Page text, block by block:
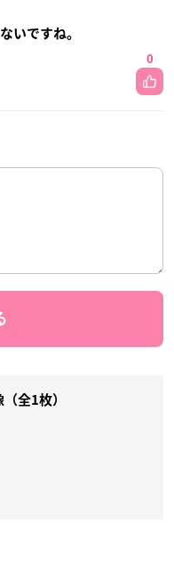
いですね。
0
全1枚）